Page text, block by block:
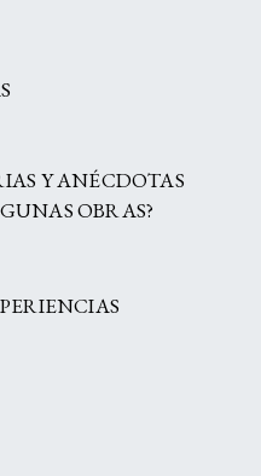
Y ANÉCDOTAS
OBRAS?